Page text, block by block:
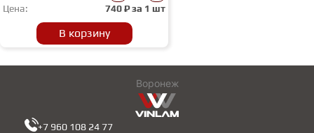
Цена: 740₽ за 1 шт
В корзину
Воронеж
+7 960 108 24 77